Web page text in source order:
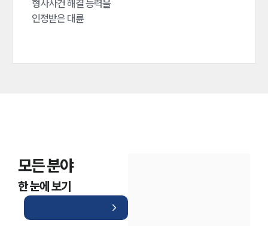
형사사건 해결 능력을
인정받은 대륜
모든 분야
한 눈에 보기